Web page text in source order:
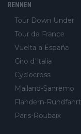
RENNEN
Tour Down Under
Tour de France
Vuelta a España
Giro d'Italia
Cyclocross
Mailand-Sanremo
Flandern-Rundfahrt
Paris-Roubaix